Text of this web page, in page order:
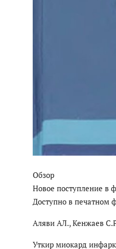
Обзор
Новое поступление в
Доступно в печатном
Аляви АЛ., Кенжаев
Уткир миокард